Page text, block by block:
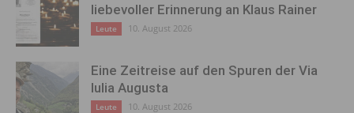
liebevoller Erinnerung an Klaus Rainer
Leute 10. August 2026
Eine Zeitreise auf den Spuren der Via
Iulia Augusta
Leute 10. August 2026